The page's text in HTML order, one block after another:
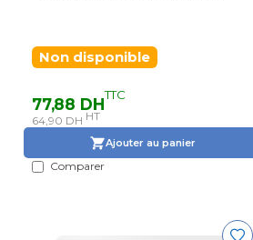
Non disponible
77,88 DHTTC
64,90 DH HT
Ajouter au panier
Comparer